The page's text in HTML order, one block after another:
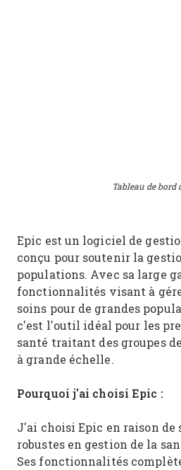
Tableau de bord
Epic est un logiciel de
conçu pour soutenir la
populations. Avec sa large
fonctionnalités visant à
soins pour de grandes
c'est l'outil idéal pour les
santé traitant des groupes
à grande échelle.
Pourquoi j'ai choisi Epic :
J'ai choisi Epic en raison de
robustes en gestion de la
Ses fonctionnalités